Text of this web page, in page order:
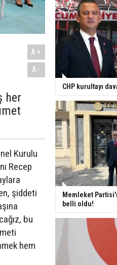
her
A+
A-
Kurulu
Recep
şiddeti
bu
hem
CHP kurultayı
Memleket
belli oldu!